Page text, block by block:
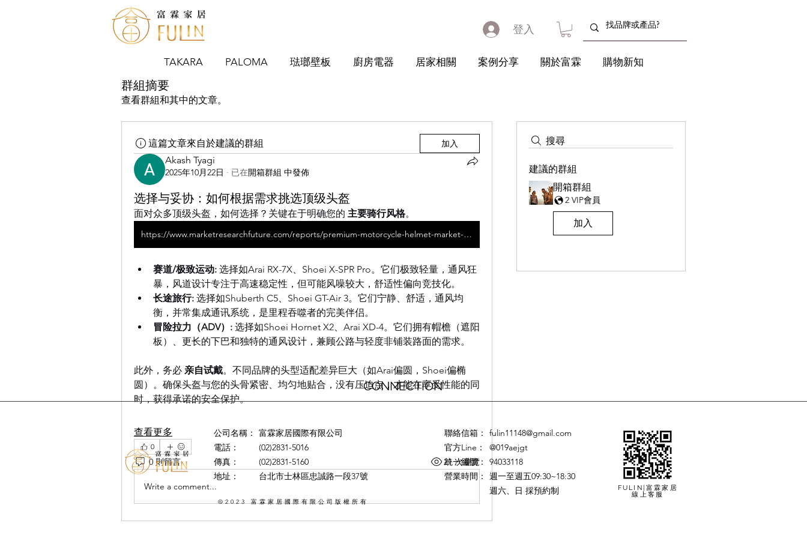
登入
TAKARA PALOMA 琺瑯壁板 廚房電器 居家相關 案例分享 關於富霖 購物新知
群組摘要
查看群組和其中的文章。
搜尋
建議的群組
開箱群組
2 VIP會員
加入
這篇文章來自於建議的群組 加入
Akash Tyagi
2025年10月22日 · 已在開箱群組 中發佈
选择与妥协：如何根据需求挑选顶级头盔
面对众多顶级头盔，如何选择？关键在于明确您的 主要骑行风格。
https://www.marketresearchfuture.com/reports/premium-motorcycle-helmet-market-43594
赛道/极致运动: 选择如Arai RX-7X、Shoei X-SPR Pro。它们极致轻量，通风狂
暴，风道设计专注于高速稳定性，但可能风噪较大，舒适性偏向竞技化。
长途旅行: 选择如Shuberth C5、Shoei GT-Air 3。它们宁静、舒适，通风均
衡，并常集成通讯系统，是里程吞噬者的完美伴侣。
冒险拉力（ADV）: 选择如Shoei Hornet X2、Arai XD-4。它们拥有帽檐（遮阳
板）、更长的下巴和独特的通风设计，兼顾公路与轻度非铺装路面的需求。
此外，务必 亲自试戴。不同品牌的头型适配差异巨大（如Arai偏圆，Shoei偏椭
圆）。确保头盔与您的头骨紧密、均匀地贴合，没有压迫点，才能在享受性能的同
时，获得承诺的安全保护。
查看更多
0
0 則留言 21 次瀏覽
Write a comment...
CONNECTION
公司名稱：
電話：
傳真：
地址：
富霖家居國際有限公司
(02)2831-5016
(02)2831-5160
台北市士林區忠誠路一段37號
©2023富霖家居國際有限公司 版權所有
聯絡信箱：
官方Line：
統一編號：
營業時間：
fulin11148@gmail.com
@019aejgt
94033118
週一至週五09:30~18:30
週六、日 採預約制
FULIN|富霖家居
線上客服